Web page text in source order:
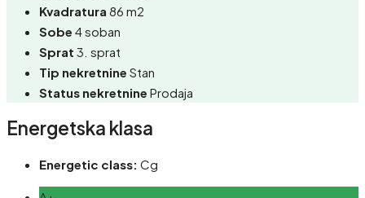
Kvadratura 86 m2
Sobe 4 soban
Sprat 3. sprat
Tip nekretnine Stan
Status nekretnine Prodaja
Energetska klasa
Energetic class: Cg